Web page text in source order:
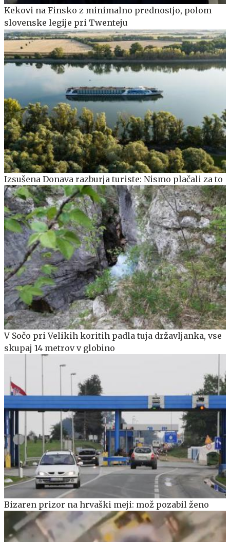
Kekovi na Finsko z minimalno prednostjo, polom
slovenske legije pri Twenteju
Izsušena Donava razburja turiste: Nismo plačali za to
V Sočo pri Velikih koritih padla tuja državljanka, vse
skupaj 14 metrov v globino
Bizaren prizor na hrvaški meji: mož pozabil ženo